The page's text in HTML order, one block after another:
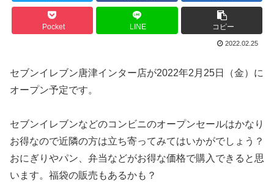
Pocket LINE コピー
2022.02.25
セブンイレブン唐津インター店が2022年2月25日（金）に
オープン予定です。
セブンイレブンなどのコンビニのオープンセールはかなり
お得なので近隣の方は立ち寄ってみてはいかがでしょう？
おにぎりやパン、弁当などがお得な価格で購入できると思
います。福袋の販売もあるかも？